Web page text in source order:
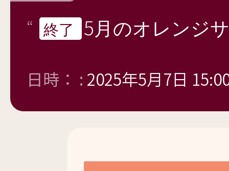
終了 5月のオレンジ
日時： : 2025年5月7日